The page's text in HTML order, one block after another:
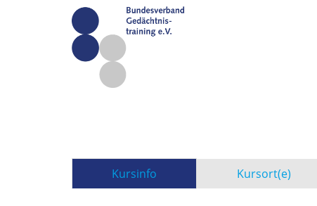
Kursinfo Kursort(e)